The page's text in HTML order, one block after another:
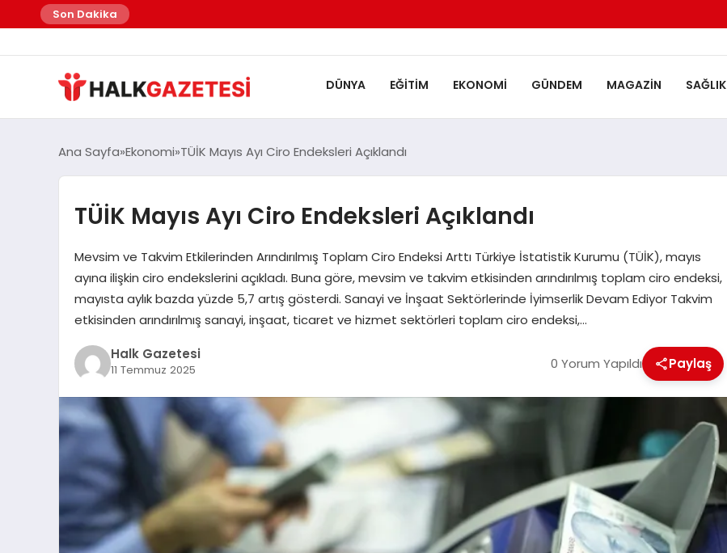
Son Dakika
DÜNYA EĞITIM EKONOMI GÜNDEM MAGAZIN SAĞLIK
Ana Sayfa Ekonomi TÜİK Mayıs Ayı Ciro Endeksleri Açıklandı
TÜİK Mayıs Ayı Ciro Endeksleri Açıklandı
Mevsim ve Takvim Etkilerinden Arındırılmış Toplam Ciro Endeksi Arttı Türkiye İstatistik Kurumu (TÜİK), mayıs
ayına ilişkin ciro endekslerini açıkladı. Buna göre, mevsim ve takvim etkisinden arındırılmış toplam ciro endeksi,
mayısta aylık bazda yüzde 5,7 artış gösterdi. Sanayi ve İnşaat Sektörlerinde İyimserlik Devam Ediyor Takvim
etkisinden arındırılmış sanayi, inşaat, ticaret ve hizmet sektörleri toplam ciro endeksi,…
Halk Gazetesi
11 Temmuz 2025 0 Yorum Yapıldı Paylaş